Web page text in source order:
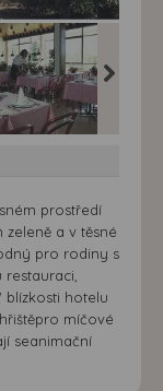
prostředí
a v těsné
pro rodiny s
blízkosti hotelu
míčové
seanimační